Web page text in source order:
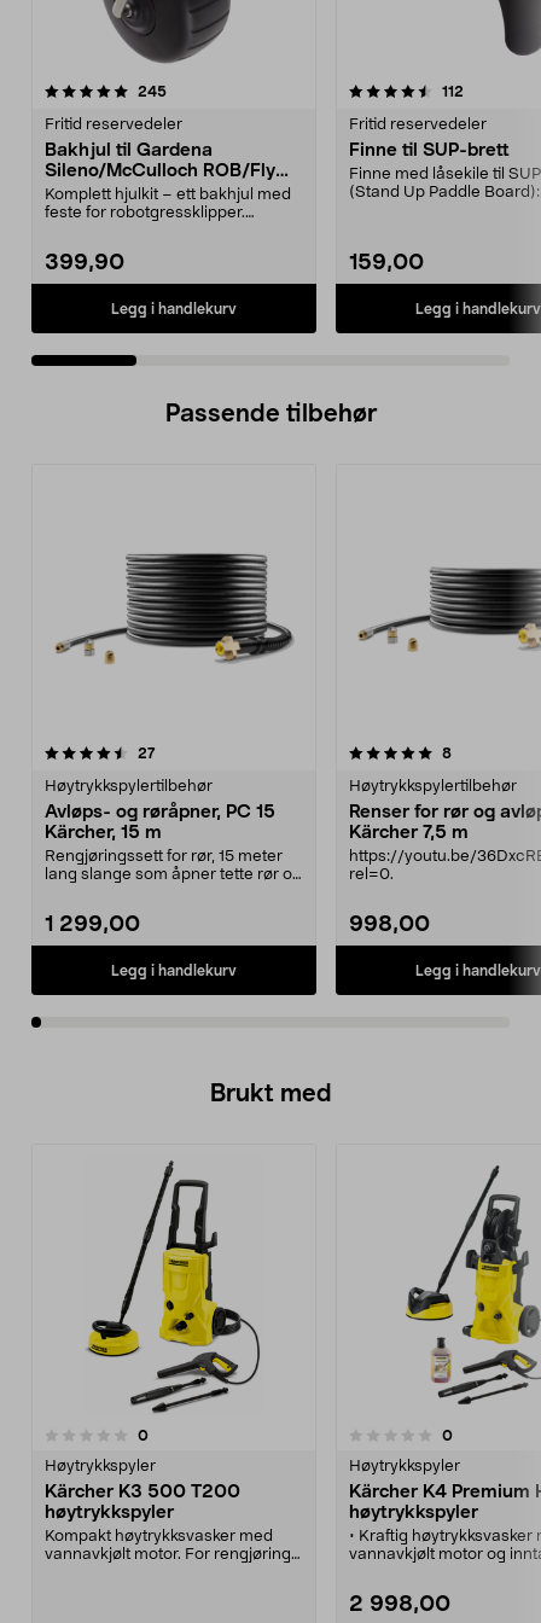
245anmeldelser
Fritid reservedeler
Bakhjul til Gardena
Sileno/McCulloch ROB/Flymo
Easilife
Komplett hjulkit – ett bakhjul med
feste for robotgressklipper.
399,90
Legg i handlekurv
4.5 av 5 stjerner 112
Fritid reservedeler
Finne til SUP-brett
Finne med låsekile til
(Stand Up Paddle Board):
159,00
Legg i handlekurv
5.0 av 5 stjerner
Passende tilbehør
27anmeldelser
Høytrykkspylertilbehør
Avløps- og røråpner, PC 15
Kärcher, 15 m
Rengjøringssett for rør, 15 meter
lang slange som åpner tette rør og
1 299,00
Legg i handlekurv
5.0av 5 stjerner 8anmeldelser
Høytrykkspylertilbehør
Renser for rør og
Kärcher 7,5 m
https://youtu.be/
rel=0.
998,00
Legg i handlekurv
3.5av 5 stjerner
Brukt med
0anmeldelser
Høytrykkspyler
Kärcher K3 500 T200
høytrykkspyler
Kompakt høytrykksvasker med
vannavkjølt motor. For rengjøring
0.0 av 5 stjerner 0anmeldelser
Høytrykkspyler
Kärcher K4 Premium
høytrykkspyler
• Kraftig høytrykksvasker
vannavkjølt motor og
• Quick Connect-
2 998,00
0.0 av 5 stjerner